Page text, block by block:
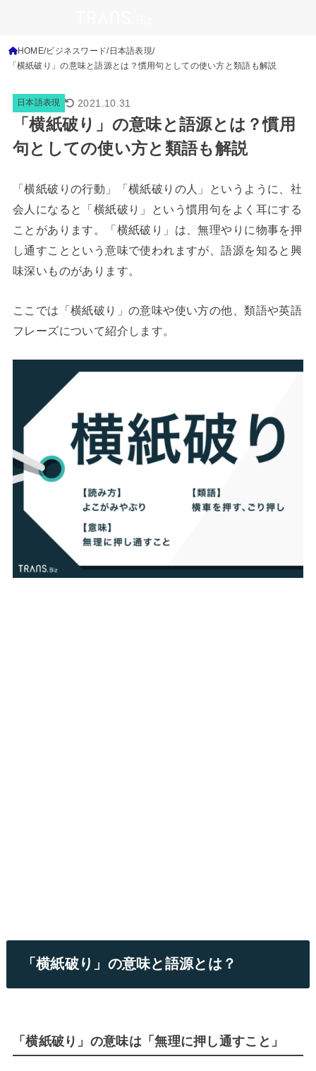
HOME ビジネスワード 日本語表現
「横紙破り」の意味と語源とは？慣用句としての使い方と類語も解説
日本語表現 2021.10.31
「横紙破り」の意味と語源とは？慣用
句としての使い方と類語も解説
「横紙破りの行動」「横紙破りの人」というように、社
会人になると「横紙破り」という慣用句をよく耳にする
ことがあります。「横紙破り」は、無理やりに物事を押
し通すことという意味で使われますが、語源を知ると興
味深いものがあります。
ここでは「横紙破り」の意味や使い方の他、類語や英語
フレーズについて紹介します。
「横紙破り」の意味と語源とは？
「横紙破り」の意味は「無理に押し通すこと」